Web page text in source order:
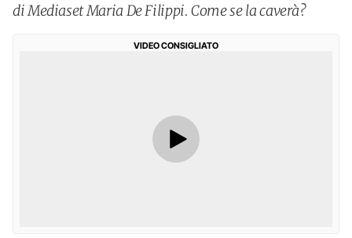
di Mediaset Maria De Filippi. Come se la caverà?
VIDEO CONSIGLIATO